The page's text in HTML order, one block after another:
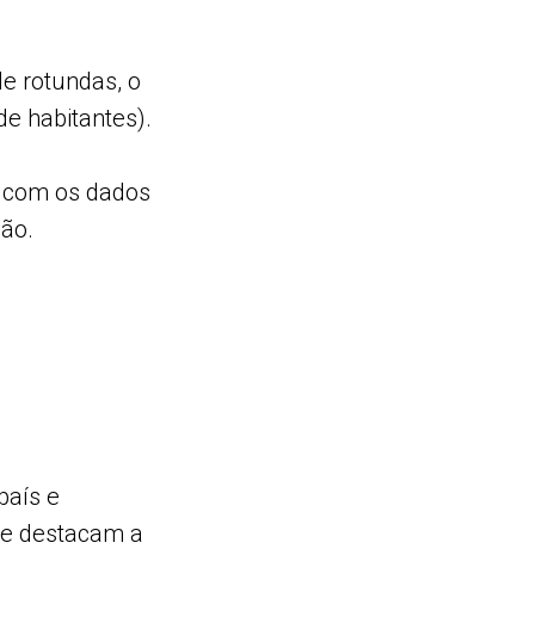
rotundas, o
habitantes).
os dados
e
destacam a